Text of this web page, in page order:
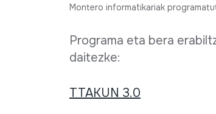
Montero informatikariak
Programa eta bera
daitezke:
TTAKUN 3.0